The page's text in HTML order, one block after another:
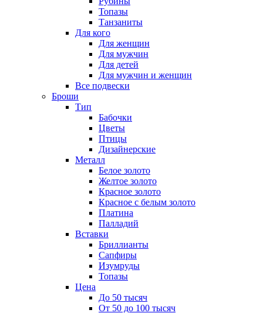
Топазы
Танзаниты
Для кого
Для женщин
Для мужчин
Для детей
Для мужчин и женщин
Все подвески
Броши
Тип
Бабочки
Цветы
Птицы
Дизайнерские
Металл
Белое золото
Желтое золото
Красное золото
Красное с белым золото
Платина
Палладий
Вставки
Бриллианты
Сапфиры
Изумруды
Топазы
Цена
До 50 тысяч
От 50 до 100 тысяч